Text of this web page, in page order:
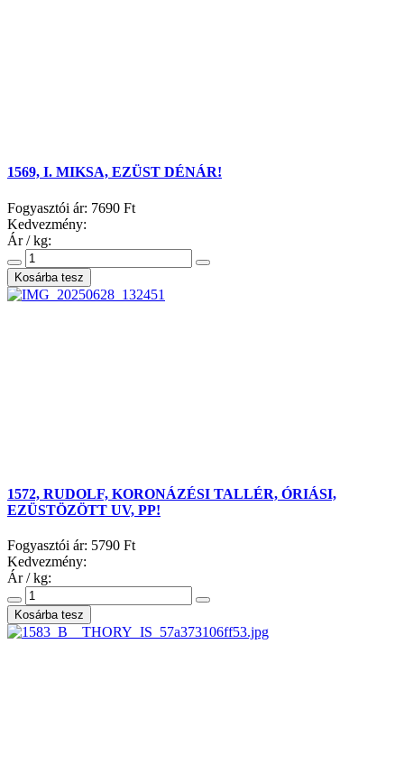
1569, I. MIKSA, EZÜST DÉNÁR!
Fogyasztói ár: 7690 Ft
Kedvezmény:
Ár / kg:
1572, RUDOLF, KORONÁZÉSI TALLÉR, ÓRIÁSI,
EZÜSTÖZÖTT UV, PP!
Fogyasztói ár: 5790 Ft
Kedvezmény:
Ár / kg: